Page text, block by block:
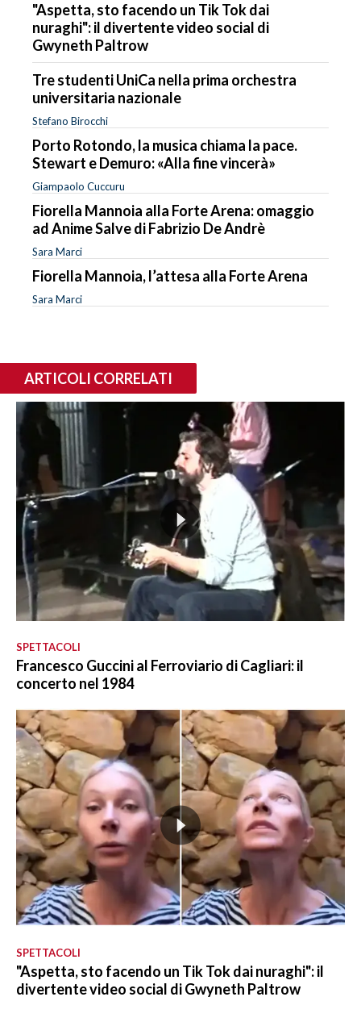
"Aspetta, sto facendo un Tik Tok dai
nuraghi": il divertente video social di
Gwyneth Paltrow
Tre studenti UniCa nella prima orchestra
universitaria nazionale
Stefano Birocchi
Porto Rotondo, la musica chiama la pace.
Stewart e Demuro: «Alla fine vincerà»
Giampaolo Cuccuru
Fiorella Mannoia alla Forte Arena: omaggio
ad Anime Salve di Fabrizio De Andrè
Sara Marci
Fiorella Mannoia, l’attesa alla Forte Arena
Sara Marci
ARTICOLI CORRELATI
SPETTACOLI
Francesco Guccini al Ferroviario di Cagliari: il
concerto nel 1984
SPETTACOLI
"Aspetta, sto facendo un Tik Tok dai nuraghi": il
divertente video social di Gwyneth Paltrow